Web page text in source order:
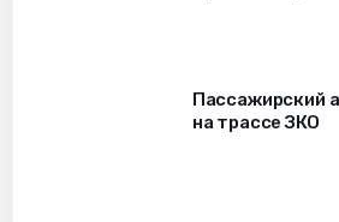
Пассажирский
на трассе ЗКО